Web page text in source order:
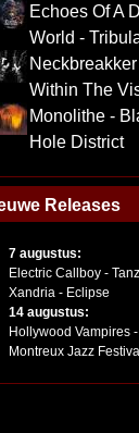
Echoes Of A
World -
Neckbreakker
Within The
Monolithe -
Hole District
Releases
7 augustus:
Electric Callboy -
Xandria - Eclipse
14 augustus:
Hollywood Vampires -
Montreux Jazz Festival